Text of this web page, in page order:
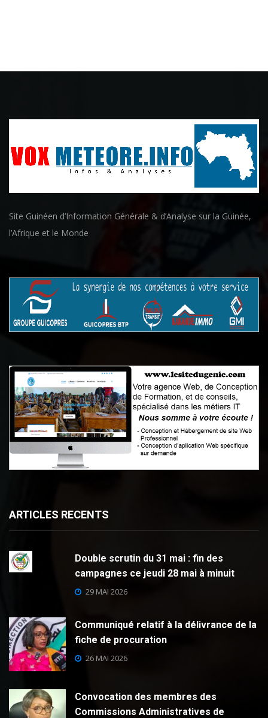
Site Guinéen d’Information Générale & d’Analyse sur la Guinée,
l’Afrique et le Monde
ARTICLES RECENTS
Double scrutin du 31 mai : fin des
campagnes ce jeudi 28 mai à minuit
29 MAI 2026
Communiqué relatif à la délivrance de la
fiche de procuration
26 MAI 2026
Convocation des membres des
Commissions Administratives de